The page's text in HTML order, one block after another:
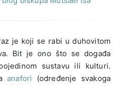
je koji se rabi u duhovitom
Bit je ono što se događa
sustavu ili kulturi.
anafori (određenje svakoga